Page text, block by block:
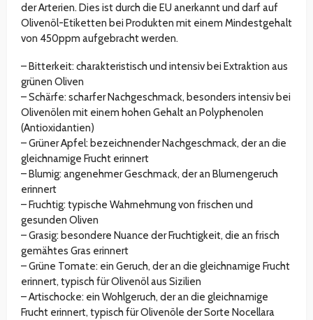
der Arterien. Dies ist durch die EU anerkannt und darf auf
Olivenöl-Etiketten bei Produkten mit einem Mindestgehalt
von 450ppm aufgebracht werden.
– Bitterkeit: charakteristisch und intensiv bei Extraktion aus
grünen Oliven
– Schärfe: scharfer Nachgeschmack, besonders intensiv bei
Olivenölen mit einem hohen Gehalt an Polyphenolen
(Antioxidantien)
– Grüner Apfel: bezeichnender Nachgeschmack, der an die
gleichnamige Frucht erinnert
– Blumig: angenehmer Geschmack, der an Blumengeruch
erinnert
– Fruchtig: typische Wahrnehmung von frischen und
gesunden Oliven
– Grasig: besondere Nuance der Fruchtigkeit, die an frisch
gemähtes Gras erinnert
– Grüne Tomate: ein Geruch, der an die gleichnamige Frucht
erinnert, typisch für Olivenöl aus Sizilien
– Artischocke: ein Wohlgeruch, der an die gleichnamige
Frucht erinnert, typisch für Olivenöle der Sorte Nocellara